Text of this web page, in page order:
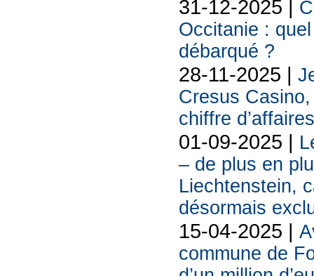
31-12-2025 |
Occitanie :
débarqué ?
28-11-2025 |
Cresus
chiffre d’affaires
01-09-2025 |
– de plus en
Liechtenstein,
désormais
15-04-2025 |
commune de